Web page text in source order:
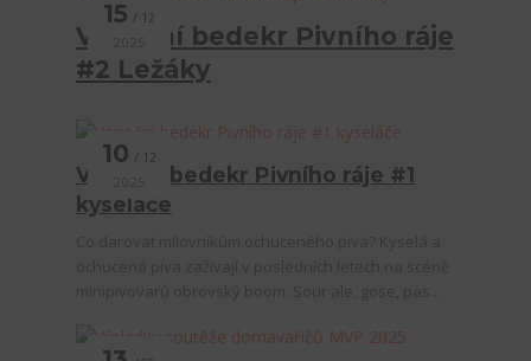
15 12
Vánoční bedekr Pivního ráje
#2 Ležáky
10 12
Vánoční bedekr Pivního ráje #1
kyseláče